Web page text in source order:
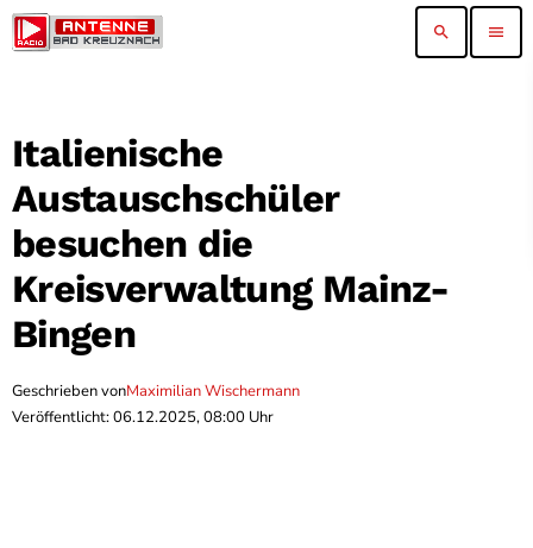
search menu
Italienische
Austauschschüler
besuchen die
Kreisverwaltung Mainz-
Bingen
Geschrieben vonMaximilian Wischermann
Veröffentlicht: 06.12.2025, 08:00 Uhr